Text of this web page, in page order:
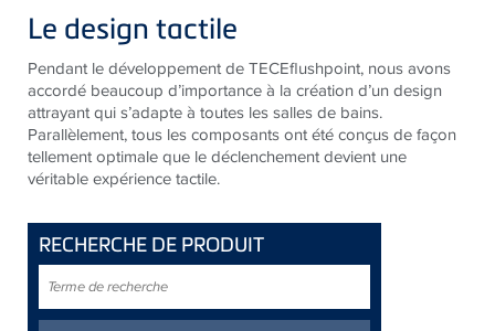
Le design tactile
Pendant le développement de TECEflushpoint, nous avons
accordé beaucoup d’importance à la création d’un design
attrayant qui s’adapte à toutes les salles de bains.
Parallèlement, tous les composants ont été conçus de façon
tellement optimale que le déclenchement devient une
véritable expérience tactile.
RECHERCHE DE PRODUIT
de
recherche